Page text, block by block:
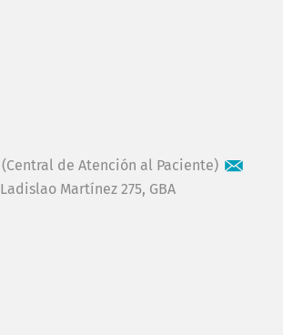
(Central de Atención al Paciente)
Ladislao Martínez 275, GBA